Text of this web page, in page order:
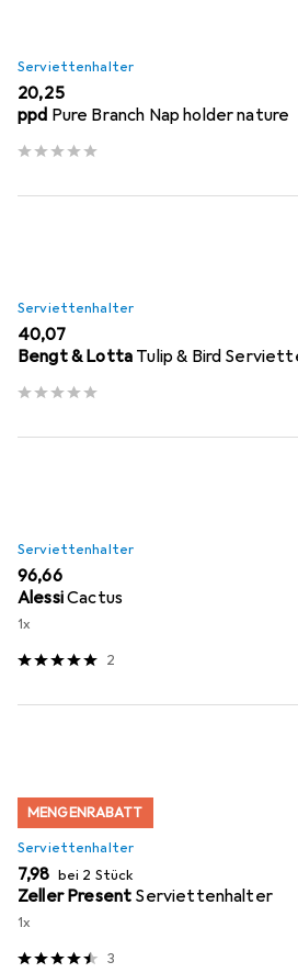
Serviettenhalter
EUR
20,25
ppd Pure Branch Nap holder nature
Serviettenhalter
EUR
40,07
Bengt & Lotta Tulip & Bird
Serviettenhalter
EUR
96,66
AlessiCactus
1x
2
MENGENRABATT
Serviettenhalter
EUR
7,98 bei 2 Stück
Zeller Present Serviettenhalter
1x
3